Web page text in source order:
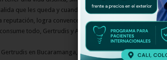
que les queda y cuando por accidente se entera de
logra convencer a su hermana de escapar.
todo, Gertrudis y Armida se separan con tan mala
en Bucaramanga, serán necesarias dos décadas